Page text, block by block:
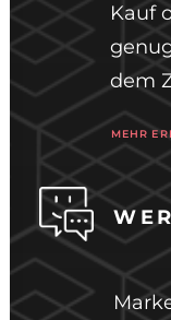
Kauf
dem
MEHR